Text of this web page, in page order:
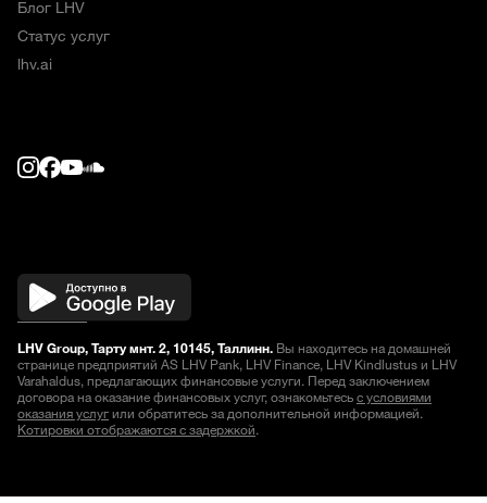
Блог LHV
Статус услуг
lhv.ai
LHV Group, Тарту мнт. 2, 10145, Таллинн. Вы находитесь на домашней
странице предприятий AS LHV Pank, LHV Finance, LHV Kindlustus и LHV
Varahaldus, предлагающих финансовые услуги. Перед заключением
договора на оказание финансовых услуг, ознакомьтесьс условиями
оказания услугили обратитесь за дополнительной информацией.
Котировки отображаются с задержкой.